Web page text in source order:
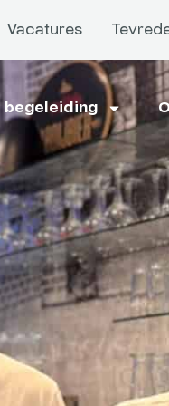
Vacatures
begeleiding